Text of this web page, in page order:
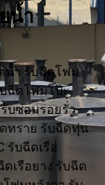
น้ำ
น้ำ รับฉีดโฟม
ฉีดโฟมโป๊ะ
บซ่อมรอยรั่ว
ทราย รับฉีดทุ่น
รับฉีดเรือ
เรือยาง รับฉีด